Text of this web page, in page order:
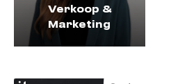
Verkoop &
Marketing